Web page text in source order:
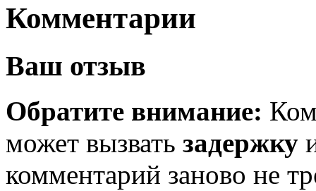
Комментарии
Ваш отзыв
Обратите внимание:
может вызвать задержку
комментарий заново не